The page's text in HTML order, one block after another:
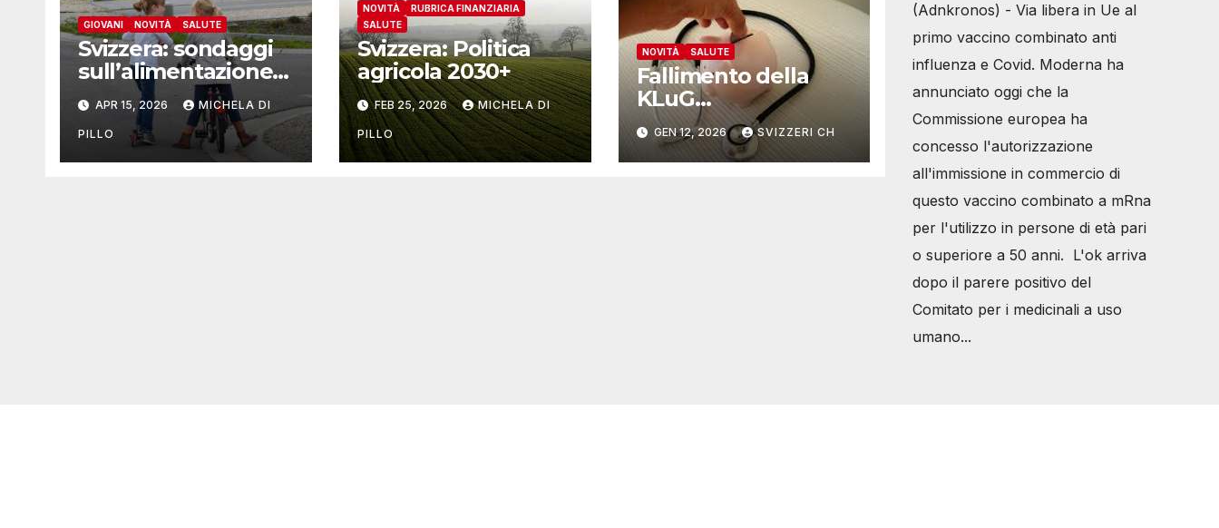
GIOVANI NOVITÀ SALUTE
Svizzera: sondaggi
sull’alimentazione
di lattanti, bambini
e adolescenti
APR 15, 2026 MICHELA DI
PILLO
NOVITÀ
RUBRICA FINANZIARIA
SALUTE
Svizzera: Politica
agricola 2030+
FEB 25, 2026 MICHELA DI
PILLO
NOVITÀ SALUTE
Fallimento della
KLuG
Krankenversicheru
ng: assicurati
tutelati e continuità
GEN 12, 2026 SVIZZERI CH
(Adnkronos) - Via libera in Ue al
primo vaccino combinato anti
influenza e Covid. Moderna ha
annunciato oggi che la
Commissione europea ha
concesso l'autorizzazione
all'immissione in commercio di
questo vaccino combinato a mRna
per l'utilizzo in persone di età pari
o superiore a 50 anni. L'ok arriva
dopo il parere positivo del
Comitato per i medicinali a uso
umano...